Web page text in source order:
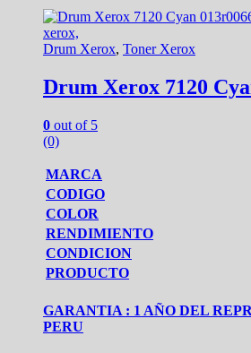
Drum Xerox, Toner Xerox
Drum Xerox 7120
0 out of 5
(0)
MARCA
CODIGO
COLOR
RENDIMIENTO
CONDICION
PRODUCTO
GARANTIA : 1 AÑO DEL
PERU